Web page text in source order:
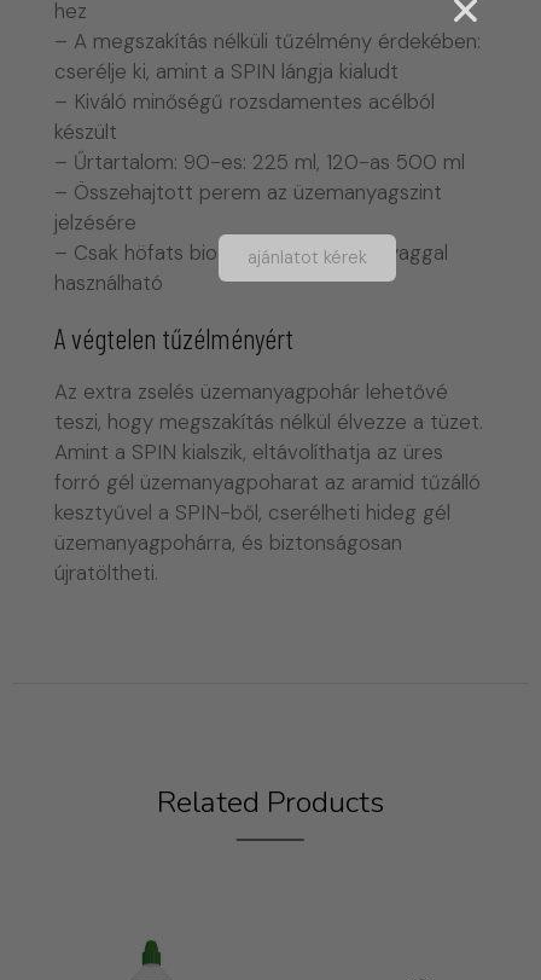
hez
– A megszakítás nélküli tűzélmény érdekében:
cserélje ki, amint a SPIN lángja kialudt
– Kiváló minőségű rozsdamentes acélból
készült
– Űrtartalom: 90-es: 225 ml, 120-as 500 ml
– Összehajtott perem az üzemanyagszint
jelzésére
– Csak höfats bioetanol gél üzemanyaggal
használható
A végtelen tűzélményért
Az extra zselés üzemanyagpohár lehetővé
teszi, hogy megszakítás nélkül élvezze a tüzet.
Amint a SPIN kialszik, eltávolíthatja az üres
forró gél üzemanyagpoharat az aramid tűzálló
kesztyűvel a SPIN-ből, cserélheti hideg gél
üzemanyagpohárra, és biztonságosan
újratöltheti.
Related Products
ajánlatot kérek